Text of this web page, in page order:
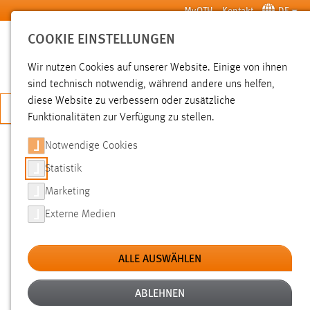
Zum Hauptinhalt springen MyOTH Kontakt DE
SUCHE
JETZT BEWERBEN
SUCHE
FILTER
Typ
Erstellungsdatum
COOKIE EINSTELLUNGEN
Wir nutzen Cookies auf unserer Website. Einige von ihnen
sind technisch notwendig, während andere uns helfen,
diese Website zu verbessern oder zusätzliche
Funktionalitäten zur Verfügung zu stellen.
Notwendige Cookies
Statistik
Marketing
Externe Medien
ALLE AUSWÄHLEN
ABLEHNEN